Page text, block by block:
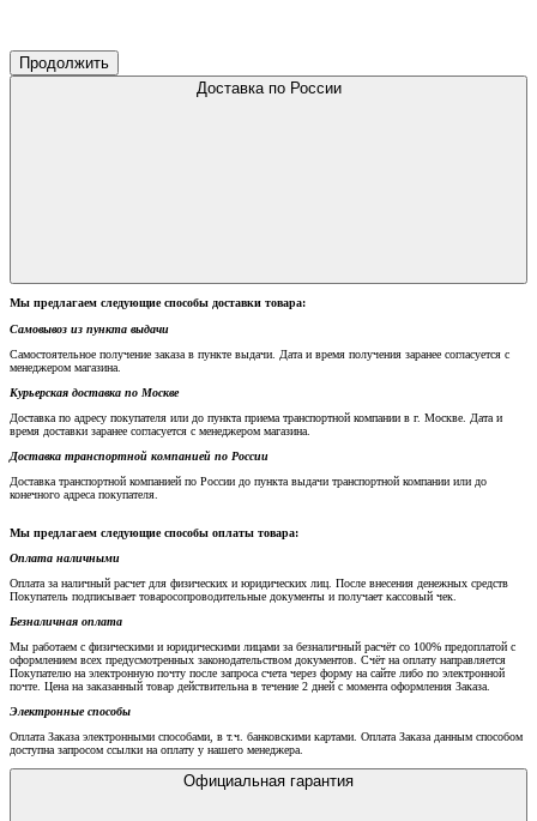
Продолжить
Доставка по России
Мы предлагаем следующие способы доставки товара:
Самовывоз из пункта выдачи
Самостоятельное получение заказа в пункте выдачи. Дата и время получения заранее согласуется с
менеджером магазина.
Курьерская доставка по Москве
Доставка по адресу покупателя или до пункта приема транспортной компании в г. Москве. Дата и
время доставки заранее согласуется с менеджером магазина.
Доставка транспортной компанией по России
Доставка транспортной компанией по России до пункта выдачи транспортной компании или до
конечного адреса покупателя.
Мы предлагаем следующие способы оплаты товара:
Оплата наличными
Оплата за наличный расчет для физических и юридических лиц. После внесения денежных средств
Покупатель подписывает товаросопроводительные документы и получает кассовый чек.
Безналичная оплата
Мы работаем с физическими и юридическими лицами за безналичный расчёт со 100% предоплатой с
оформлением всех предусмотренных законодательством документов. Счёт на оплату направляется
Покупателю на электронную почту после запроса счета через форму на сайте либо по электронной
почте. Цена на заказанный товар действительна в течение 2 дней с момента оформления Заказа.
Электронные способы
Оплата Заказа электронными способами, в т.ч. банковскими картами. Оплата Заказа данным способом
доступна запросом ссылки на оплату у нашего менеджера.
Официальная гарантия